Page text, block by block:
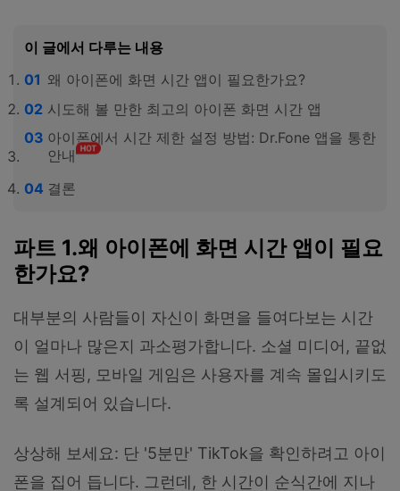
이 글에서 다루는 내용
왜 아이폰에 화면 시간 앱이 필요한가요?
시도해 볼 만한 최고의 아이폰 화면 시간 앱
아이폰에서 시간 제한 설정 방법: Dr.Fone 앱을 통한
안내
결론
파트 1.왜 아이폰에 화면 시간 앱이 필요
한가요?
대부분의 사람들이 자신이 화면을 들여다보는 시간
이 얼마나 많은지 과소평가합니다. 소셜 미디어, 끝없
는 웹 서핑, 모바일 게임은 사용자를 계속 몰입시키도
록 설계되어 있습니다.
상상해 보세요: 단 '5분만' TikTok을 확인하려고 아이
폰을 집어 듭니다. 그런데, 한 시간이 순식간에 지나